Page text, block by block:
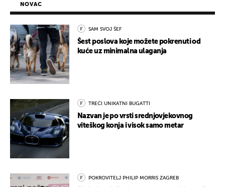
NOVAC
SAM SVOJ ŠEF
Šest poslova koje možete pokrenuti od
kuće uz minimalna ulaganja
TREĆI UNIKATNI BUGATTI
Nazvan je po vrsti srednjovjekovnog
viteškog konja i visok samo metar
POKROVITELJ PHILIP MORRIS ZAGREB